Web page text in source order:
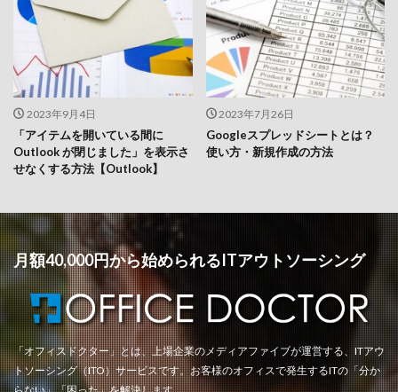
2023年9月4日
「アイテムを開いている間に
Outlook が閉じました」を表示さ
せなくする方法【Outlook】
2023年7月26日
Googleスプレッドシートとは？
使い方・新規作成の方法
月額40,000円から始められるITアウトソーシング
「オフィスドクター」とは、上場企業のメディアファイブが運営する、ITアウ
トソーシング（ITO）サービスです。お客様のオフィスで発生するITの「分か